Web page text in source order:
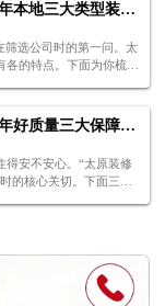
太原装修公司有哪家？2026年本地三大类型装企推荐
筛选公司时的第一问。太
的特点。下面为你梳理
太原装修质量哪家好？2026年好质量三大保障体系解析
得安不安心。“太原装修
的核心关切。下面三个